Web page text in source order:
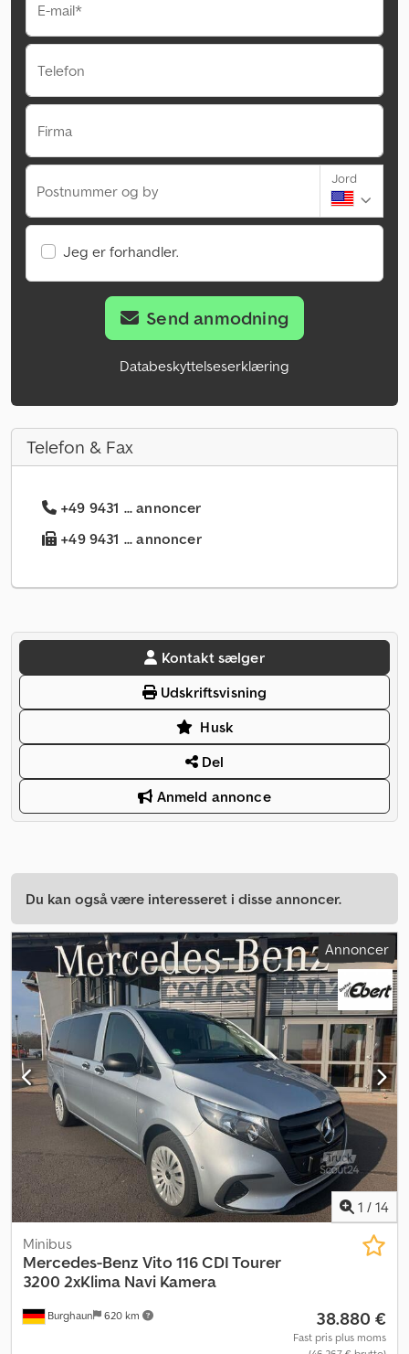
E-mail*
Telefon
Firma
Postnummer og by
Jord
Jeg er forhandler.
Send anmodning
Databeskyttelseserklæring
Telefon & Fax
+49 9431 ... annoncer
+49 9431 ... annoncer
Kontakt sælger
Udskriftsvisning
Husk
Del
Anmeld annonce
Du kan også være interesseret i disse annoncer.
Annoncer
1 / 14
Burghaun 620 km
Minibus
Mercedes-Benz Vito 116 CDI Tourer
3200 2xKlima Navi Kamera
38.880 €
Fast pris plus moms